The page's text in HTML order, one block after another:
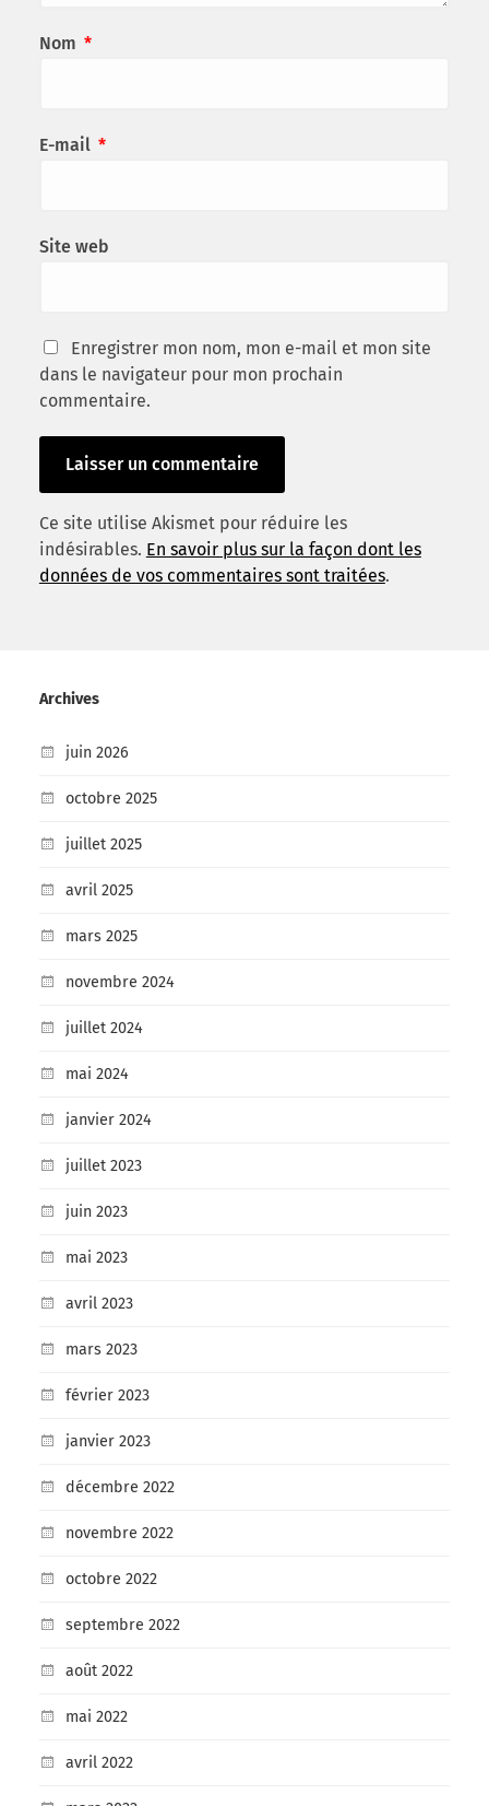
Nom *
E-mail *
Site web
Enregistrer mon nom, mon e-mail et mon site
dans le navigateur pour mon prochain
commentaire.
Ce site utilise Akismet pour réduire les
indésirables. En savoir plus sur la façon dont les
données de vos commentaires sont traitées.
Archives
juin 2026
octobre 2025
juillet 2025
avril 2025
mars 2025
novembre 2024
juillet 2024
mai 2024
janvier 2024
juillet 2023
juin 2023
mai 2023
avril 2023
mars 2023
février 2023
janvier 2023
décembre 2022
novembre 2022
octobre 2022
septembre 2022
août 2022
mai 2022
avril 2022